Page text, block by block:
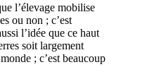
l’élevage mobilise
ou non ; c’est
l’idée que ce haut
soit largement
; c’est beaucoup